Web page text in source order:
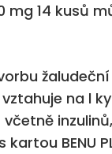
mg 14 kusů
žaludeční
na l
BENU